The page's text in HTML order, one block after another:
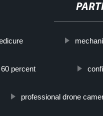
percent
professional drone